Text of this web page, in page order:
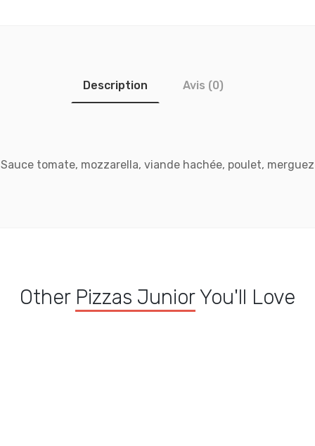
Description Avis (0)
Sauce tomate, mozzarella, viande hachée, poulet, merguez
Other Pizzas Junior You'll Love